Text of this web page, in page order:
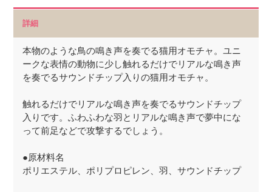
詳細
本物のような鳥の鳴き声を奏でる猫用オモチャ。ユニ
ークな表情の動物に少し触れるだけでリアルな鳴き声
を奏でるサウンドチップ入りの猫用オモチャ。
触れるだけでリアルな鳴き声を奏でるサウンドチップ
入りです。ふわふわな羽とリアルな鳴き声で夢中にな
って前足などで攻撃するでしょう。
●原材料名
ポリエステル、ポリプロピレン、羽、サウンドチップ